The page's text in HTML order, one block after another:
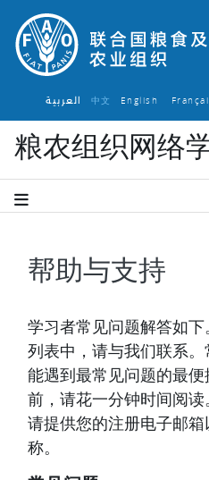
跳到主要内容
العربية 中文 English ‎
粮农组织网络
帮助与支持
学习者常见问题解答如
列表中，请与我们联系
能遇到最常见问题的最
前，请花一分钟时间阅读
请提供您的注册电子邮
称。